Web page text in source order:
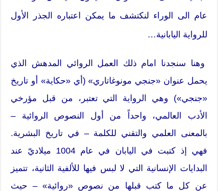
عام الى الوراء لنكتشف ما يمكن اعتباره الجذر الأول
للرواية اليابانية…
وهنا سنجدنا امام ذلك العمل الروائي المدهش الذي
يحمل عنوان «جنجي مونوغاتاري» (أي «حكاية» أو تاريخ
«جنجي») وهي الرواية التي تعتبر، من قبل مؤرخي
الأدب العالمي، واحداً من أول النصوص الروائية –
بالمعنى العلمي والتقني للكلمة – في تاريخ البشرية.
فهي إذ كتبت في اليابان في عام 1004 ميلاديّ عند
البدايات الإنسانية التي لا لبس فيها للألفية الثانية، تتميز
عن كل ما كتب قبلها من نصوص «روائية» – حيث